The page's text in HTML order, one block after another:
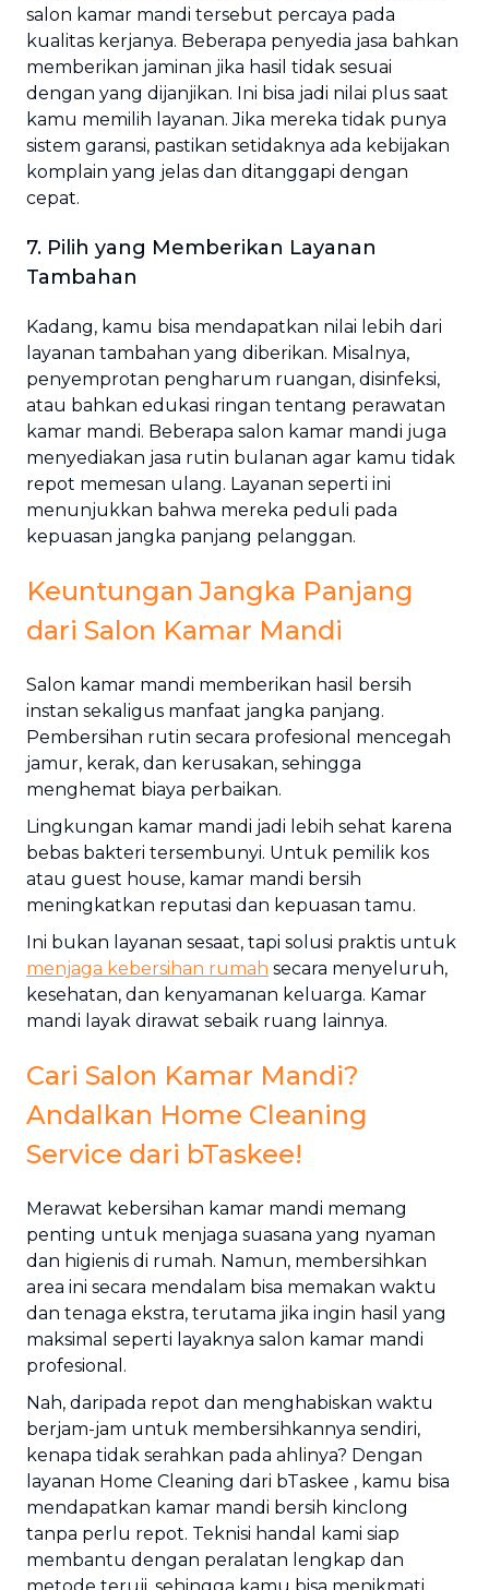
salon kamar mandi tersebut percaya pada
kualitas kerjanya. Beberapa penyedia jasa bahkan
memberikan jaminan jika hasil tidak sesuai
dengan yang dijanjikan. Ini bisa jadi nilai plus saat
kamu memilih layanan. Jika mereka tidak punya
sistem garansi, pastikan setidaknya ada kebijakan
komplain yang jelas dan ditanggapi dengan
cepat.
7. Pilih yang Memberikan Layanan
Tambahan
Kadang, kamu bisa mendapatkan nilai lebih dari
layanan tambahan yang diberikan. Misalnya,
penyemprotan pengharum ruangan, disinfeksi,
atau bahkan edukasi ringan tentang perawatan
kamar mandi. Beberapa salon kamar mandi juga
menyediakan jasa rutin bulanan agar kamu tidak
repot memesan ulang. Layanan seperti ini
menunjukkan bahwa mereka peduli pada
kepuasan jangka panjang pelanggan.
Keuntungan Jangka Panjang
dari Salon Kamar Mandi
Salon kamar mandi memberikan hasil bersih
instan sekaligus manfaat jangka panjang.
Pembersihan rutin secara profesional mencegah
jamur, kerak, dan kerusakan, sehingga
menghemat biaya perbaikan.
Lingkungan kamar mandi jadi lebih sehat karena
bebas bakteri tersembunyi. Untuk pemilik kos
atau guest house, kamar mandi bersih
meningkatkan reputasi dan kepuasan tamu.
Ini bukan layanan sesaat, tapi solusi praktis untuk
menjaga kebersihan rumah secara menyeluruh,
kesehatan, dan kenyamanan keluarga. Kamar
mandi layak dirawat sebaik ruang lainnya.
Cari Salon Kamar Mandi?
Andalkan Home Cleaning
Service dari bTaskee!
Merawat kebersihan kamar mandi memang
penting untuk menjaga suasana yang nyaman
dan higienis di rumah. Namun, membersihkan
area ini secara mendalam bisa memakan waktu
dan tenaga ekstra, terutama jika ingin hasil yang
maksimal seperti layaknya salon kamar mandi
profesional.
Nah, daripada repot dan menghabiskan waktu
berjam-jam untuk membersihkannya sendiri,
kenapa tidak serahkan pada ahlinya? Dengan
layanan Home Cleaning dari bTaskee , kamu bisa
mendapatkan kamar mandi bersih kinclong
tanpa perlu repot. Teknisi handal kami siap
membantu dengan peralatan lengkap dan